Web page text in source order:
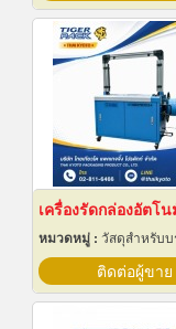
เครื่องรัดกล่องอัตโ
หมวดหมู่ : วัสดุสำหรับบรรจุหีบห่อ
ติดต่อผู้ขาย